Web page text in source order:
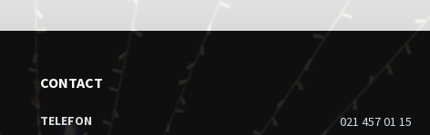
CONTACT
TELEFON 021 457 01 15